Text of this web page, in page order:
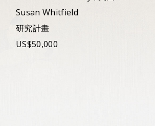
Susan Whitfield
研究計畫
US$50,000